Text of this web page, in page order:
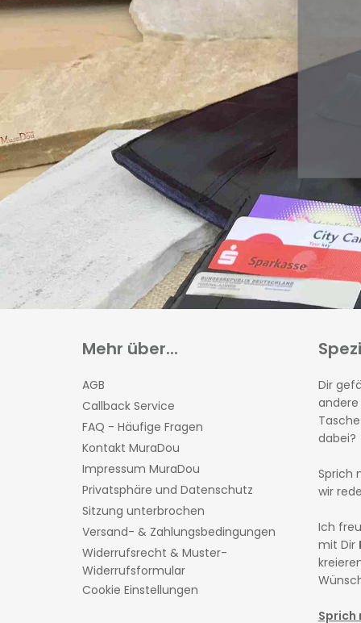
Mehr über...
AGB
Callback Service
FAQ - Häufige Fragen
Kontakt MuraDou
Impressum MuraDou
Privatsphäre und Datenschutz
Sitzung unterbrochen
Versand- & Zahlungsbedingungen
Widerrufsrecht & Muster-
Widerrufsformular
Cookie Einstellungen
Dir
dabei?
Sprich
wir
Ich
mit Dir
Sprich